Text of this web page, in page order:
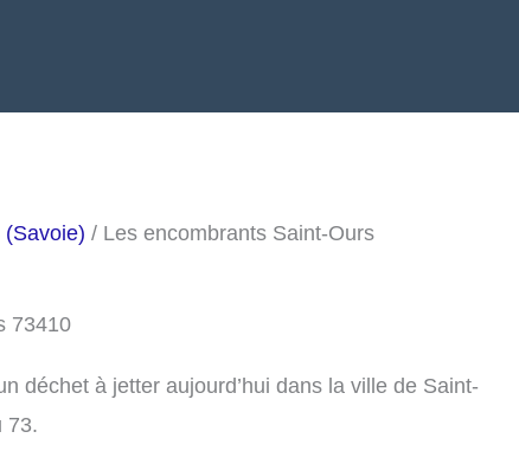
/ Les encombrants Saint-Ours
73410
déchet à jetter aujourd’hui dans la ville de Saint-
73.